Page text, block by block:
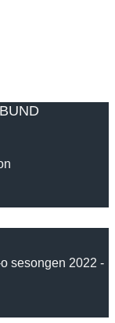
sesongen 2022 -